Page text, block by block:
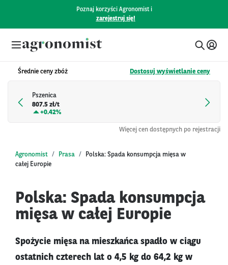
Poznaj korzyści Agronomist i
zarejestruj się!
Średnie ceny zbóż Dostosuj wyświetlanie ceny
Pszenica
807.5 zł/t
+0.42%
Więcej cen dostępnych po rejestracji
Agronomist Prasa
Polska: Spada konsumpcja mięsa w
całej Europie
Polska: Spada konsumpcja
mięsa w całej Europie
Spożycie mięsa na mieszkańca spadło w ciągu
ostatnich czterech lat o 4,5 kg do 64,2 kg w